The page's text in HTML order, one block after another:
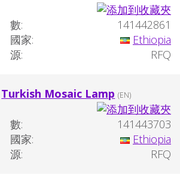
數:
141442861
國家:
Ethiopia
源:
RFQ
Turkish Mosaic Lamp (EN)
數:
141443703
國家:
Ethiopia
源:
RFQ